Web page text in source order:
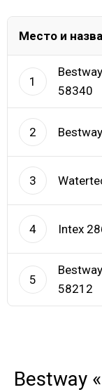
Место и
1
58340
2
3
4 Intex
5
58212
Bestway